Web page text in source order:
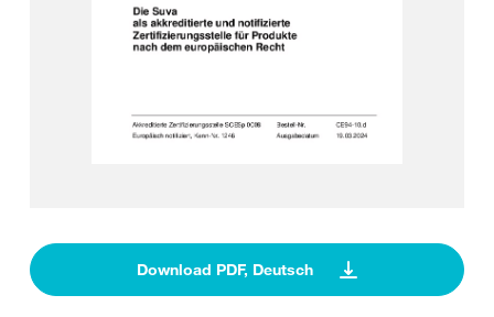
Download PDF, Deutsch